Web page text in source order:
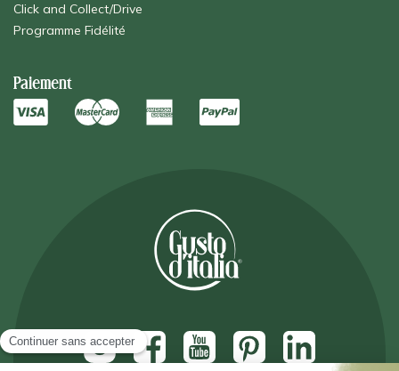
Click and Collect/Drive
Programme Fidélité
Paiement